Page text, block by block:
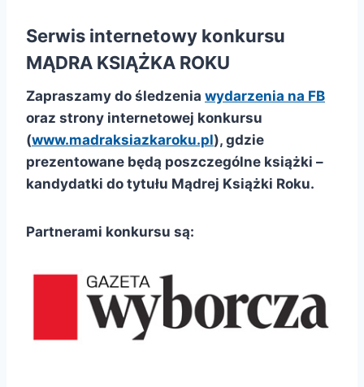
Serwis internetowy konkursu
MĄDRA KSIĄŻKA ROKU
Zapraszamy do śledzenia wydarzenia na FB
oraz strony internetowej konkursu
(www.madraksiazkaroku.pl), gdzie
prezentowane będą poszczególne książki –
kandydatki do tytułu Mądrej Książki Roku.
Partnerami konkursu są: